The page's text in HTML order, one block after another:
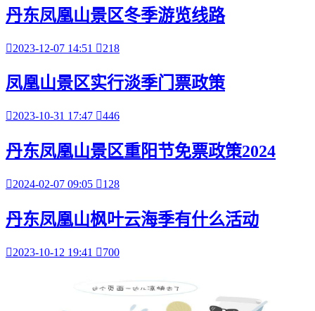
丹东凤凰山景区冬季游览线路
2023-12-07 14:51 218
凤凰山景区实行淡季门票政策
2023-10-31 17:47 446
丹东凤凰山景区重阳节免票政策2024
2024-02-07 09:05 128
丹东凤凰山枫叶云海季有什么活动
2023-10-12 19:41 700